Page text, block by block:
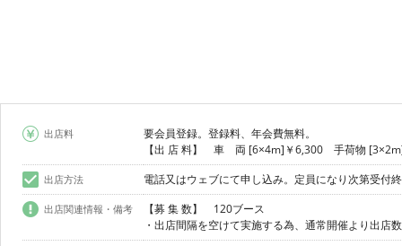
出店料
要会員登録。登録料、年会費無料。
【出 店 料】 車 両 [6×4m]￥6,300 手荷物
出店方法 電話又はウェブにて申し込み。定員になり次第受付
出店関連情報・備考
【募 集 数】 120ブース
・出店間隔を空けて実施する為、通常開催より出店